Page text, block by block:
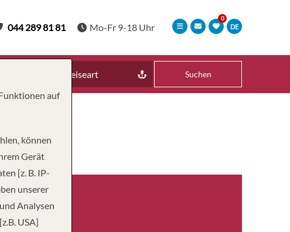
DE
044 289 81 81 Mo-Fr 9-18 Uhr
Reiseart Suchen
auf
können
Gerät
[z. B. IP-
unserer
Analysen
USA]